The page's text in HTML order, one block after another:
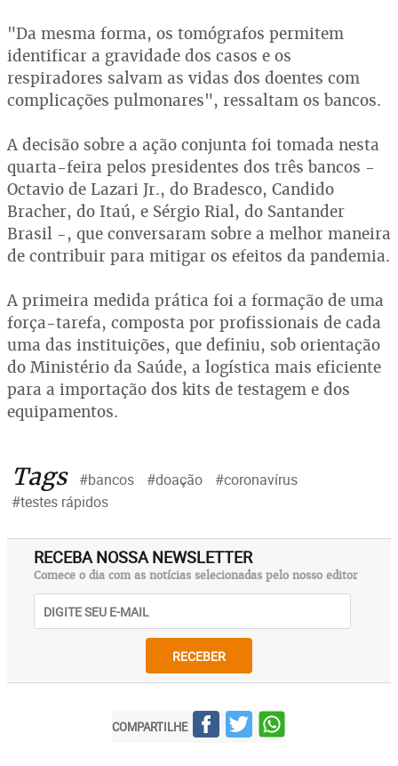
"Da mesma forma, os tomógrafos permitem
identificar a gravidade dos casos e os
respiradores salvam as vidas dos doentes com
complicações pulmonares", ressaltam os bancos.
A decisão sobre a ação conjunta foi tomada nesta
quarta-feira pelos presidentes dos três bancos -
Octavio de Lazari Jr., do Bradesco, Candido
Bracher, do Itaú, e Sérgio Rial, do Santander
Brasil -, que conversaram sobre a melhor maneira
de contribuir para mitigar os efeitos da pandemia.
A primeira medida prática foi a formação de uma
força-tarefa, composta por profissionais de cada
uma das instituições, que definiu, sob orientação
do Ministério da Saúde, a logística mais eficiente
para a importação dos kits de testagem e dos
equipamentos.
Tags #bancos #doação
#coronavírus
#testes rápidos
RECEBA NOSSA NEWSLETTER
Comece o dia com as notícias selecionadas pelo nosso editor
RECEBER
COMPARTILHE